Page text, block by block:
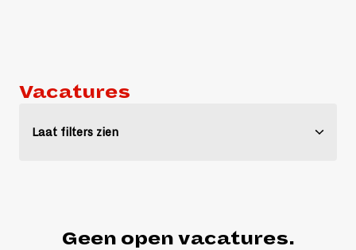
Vacatures
Laat filters zien
Geen open vacatures.